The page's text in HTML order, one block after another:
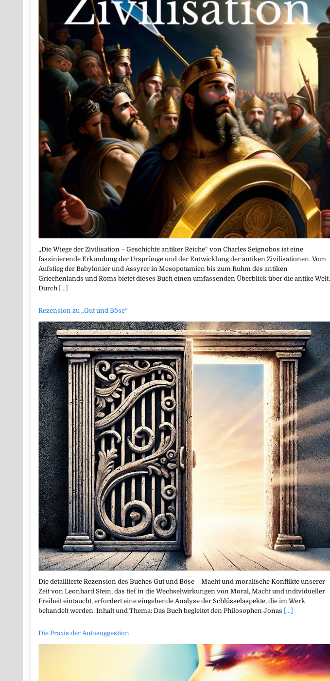
„Die Wiege der Zivilisation – Geschichte antiker Reiche“ von Charles Seignobos ist eine
faszinierende Erkundung der Ursprünge und der Entwicklung der antiken Zivilisationen. Vom
Aufstieg der Babylonier und Assyrer in Mesopotamien bis zum Ruhm des antiken
Griechenlands und Roms bietet dieses Buch einen umfassenden Überblick über die antike Welt.
Durch [...]
Rezension zu „Gut und Böse“
Die detaillierte Rezension des Buches Gut und Böse – Macht und moralische Konflikte unserer
Zeit von Leonhard Stein, das tief in die Wechselwirkungen von Moral, Macht und individueller
Freiheit eintaucht, erfordert eine eingehende Analyse der Schlüsselaspekte, die im Werk
behandelt werden. Inhalt und Thema: Das Buch begleitet den Philosophen Jonas [...]
Die Praxis der Autosuggestion